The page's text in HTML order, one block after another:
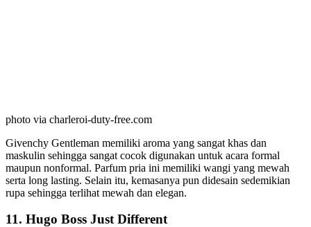
photo via charleroi-duty-free.com
Givenchy Gentleman memiliki aroma yang sangat khas dan
maskulin sehingga sangat cocok digunakan untuk acara formal
maupun nonformal. Parfum pria ini memiliki wangi yang mewah
serta long lasting. Selain itu, kemasanya pun didesain sedemikian
rupa sehingga terlihat mewah dan elegan.
11. Hugo Boss Just Different